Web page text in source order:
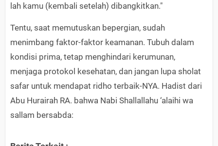
lah kamu (kembali setelah) dibangkitkan."
Tentu, saat memutuskan bepergian, sudah
menimbang faktor-faktor keamanan. Tubuh dalam
kondisi prima, tetap menghindari kerumunan,
menjaga protokol kesehatan, dan jangan lupa sholat
safar untuk mendapat ridho terbaik-NYA. Hadist dari
Abu Hurairah RA. bahwa Nabi Shallallahu ‘alaihi wa
sallam bersabda: